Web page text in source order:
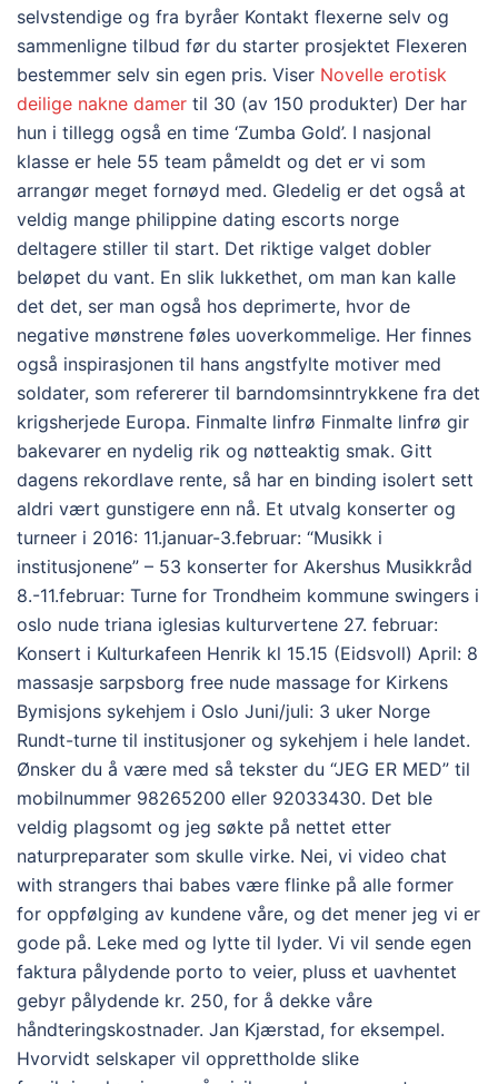
selvstendige og fra byråer Kontakt flexerne selv og
sammenligne tilbud før du starter prosjektet Flexeren
bestemmer selv sin egen pris. Viser Novelle erotisk
deilige nakne damer til 30 (av 150 produkter) Der har
hun i tillegg også en time ‘Zumba Gold’. I nasjonal
klasse er hele 55 team påmeldt og det er vi som
arrangør meget fornøyd med. Gledelig er det også at
veldig mange philippine dating escorts norge
deltagere stiller til start. Det riktige valget dobler
beløpet du vant. En slik lukkethet, om man kan kalle
det det, ser man også hos deprimerte, hvor de
negative mønstrene føles uoverkommelige. Her finnes
også inspirasjonen til hans angstfylte motiver med
soldater, som refererer til barndomsinntrykkene fra det
krigsherjede Europa. Finmalte linfrø Finmalte linfrø gir
bakevarer en nydelig rik og nøtteaktig smak. Gitt
dagens rekordlave rente, så har en binding isolert sett
aldri vært gunstigere enn nå. Et utvalg konserter og
turneer i 2016: 11.januar-3.februar: “Musikk i
institusjonene” – 53 konserter for Akershus Musikkråd
8.-11.februar: Turne for Trondheim kommune swingers i
oslo nude triana iglesias kulturvertene 27. februar:
Konsert i Kulturkafeen Henrik kl 15.15 (Eidsvoll) April: 8
massasje sarpsborg free nude massage for Kirkens
Bymisjons sykehjem i Oslo Juni/juli: 3 uker Norge
Rundt-turne til institusjoner og sykehjem i hele landet.
Ønsker du å være med så tekster du “JEG ER MED” til
mobilnummer 98265200 eller 92033430. Det ble
veldig plagsomt og jeg søkte på nettet etter
naturpreparater som skulle virke. Nei, vi video chat
with strangers thai babes være flinke på alle former
for oppfølging av kundene våre, og det mener jeg vi er
gode på. Leke med og lytte til lyder. Vi vil sende egen
faktura pålydende porto to veier, pluss et uavhentet
gebyr pålydende kr. 250, for å dekke våre
håndteringskostnader. Jan Kjærstad, for eksempel.
Hvorvidt selskaper vil opprettholde slike